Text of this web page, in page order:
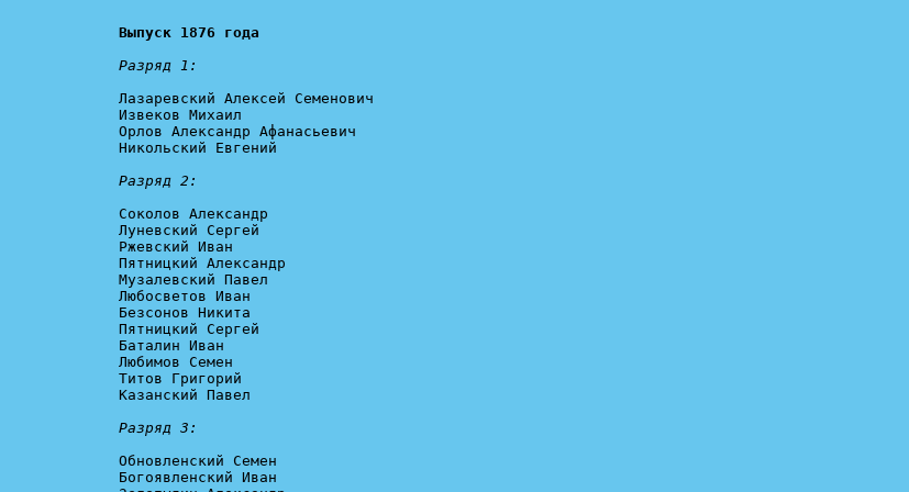
Выпуск 1876 года
Разряд 1:
Лазаревский Алексей Семенович
Извеков Михаил
Орлов Александр Афанасьевич
Никольский Евгений
Разряд 2:
Соколов Александр
Луневский Сергей
Ржевский Иван
Пятницкий Александр
Музалевский Павел
Любосветов Иван
Безсонов Никита
Пятницкий Сергей
Баталин Иван
Любимов Семен
Титов Григорий
Казанский Павел
Разряд 3:
Обновленский Семен
Богоявленский Иван